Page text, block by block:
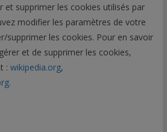
et supprimer les cookies utilisés par
modifier les paramètres de votre
supprimer les cookies. Pour en savoir
et de supprimer les cookies,
: wikipedia.org,